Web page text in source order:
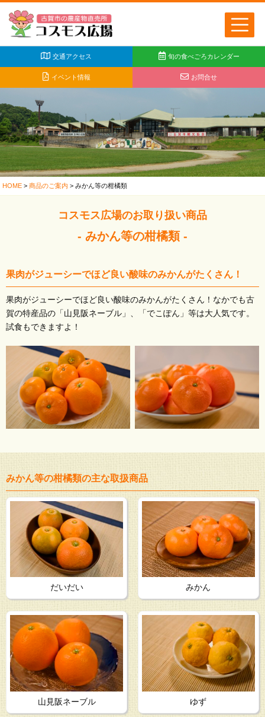
交通アクセス 旬の食べごろカレンダー
イベント情報 お問合せ
HOME > 商品のご案内 > みかん等の柑橘類
コスモス広場のお取り扱い商品
- みかん等の柑橘類 -
果肉がジューシーでほど良い酸味のみかんがたくさん！
果肉がジューシーでほど良い酸味のみかんがたくさん！なかでも古
賀の特産品の「山見阪ネーブル」、「でこぽん」等は大人気です。
試食もできますよ！
みかん等の柑橘類の主な取扱商品
だいだい みかん
山見阪ネーブル ゆず